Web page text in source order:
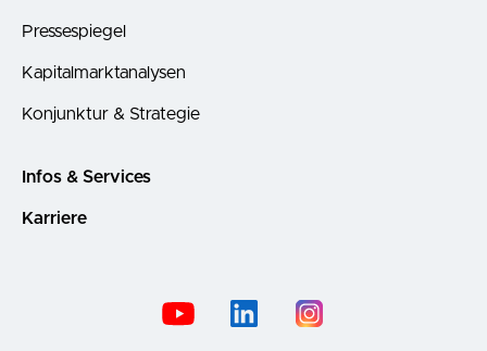
Pressespiegel
Kapitalmarktanalysen
Konjunktur & Strategie
Infos & Services
Karriere